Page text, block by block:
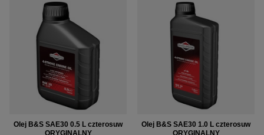
Olej B&S SAE30 0.5 L czterosuw
ORYGINALNY
Olej B&S SAE30 1.0 L czterosuw
ORYGINALNY